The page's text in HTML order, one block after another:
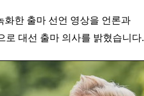
화한 출마 선언 영상을 언론과
로 대선 출마 의사를 밝혔습니다.